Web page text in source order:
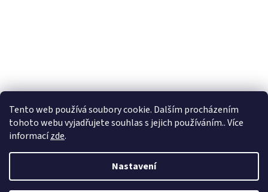
Tento web používá soubory cookie. Dalším procházením
tohoto webu vyjadřujete souhlas s jejich používáním.. Více
informacízde.
Nastavení
Vytvořil Shoptet